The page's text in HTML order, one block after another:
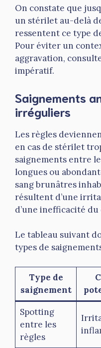
On constate que
un stérilet au-delà
ressentent ce type
Pour éviter un
aggravation,
impératif.
Saignements
irréguliers
Les règles
en cas de stérilet
saignements entre
longues ou
sang brunâtres
résultent d’une
d’une inefficacité
Le tableau suivant
types de
Type de
saignement
Spotting
entre les
règles